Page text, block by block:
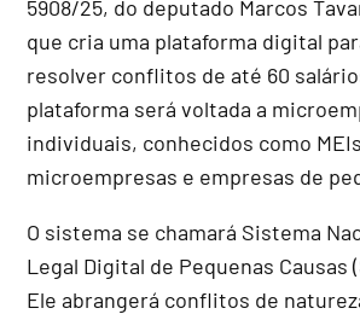
5908/25, do deputado Marcos
que cria uma plataforma digital
resolver conflitos de até 60
plataforma será voltada a
individuais, conhecidos como
microempresas e empresas de
O sistema se chamará Sistema
Legal Digital de Pequenas Causas
Ele abrangerá conflitos de